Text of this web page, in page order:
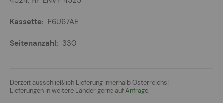
F6U67AE
330
Derzeit ausschließlich Lieferung innerhalb Österreichs!
Lieferungen in weitere Länder gerne aufAnfrage.